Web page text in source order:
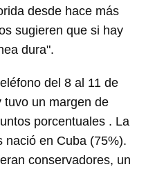
desde hace más
sugieren que si hay
dura".
del 8 al 11 de
tuvo un margen de
porcentuales . La
nació en Cuba (75%).
conservadores, un